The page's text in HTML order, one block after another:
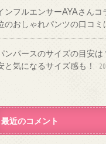
ンフルエンサーAYAさんコ
のおしゃれパンツの口コミ
ンパースのサイズの目安は
と気になるサイズ感も！
最近のコメント